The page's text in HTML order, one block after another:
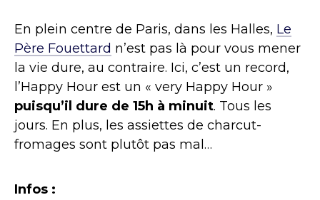
En plein centre de Paris, dans les Halles, Le
Père Fouettard n’est pas là pour vous mener
la vie dure, au contraire. Ici, c’est un record,
l’Happy Hour est un « very Happy Hour »
puisqu’il dure de 15h à minuit. Tous les
jours. En plus, les assiettes de charcut-
fromages sont plutôt pas mal…
Infos :